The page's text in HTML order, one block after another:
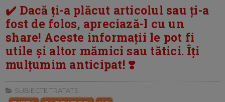
✔️ Dacă ți-a plăcut articolul sau ți-a
fost de folos, apreciază-l cu un
share! Aceste informații le pot fi
utile și altor mămici sau tătici. Îți
mulțumim anticipat! ❣️
SUBIECTE TRATATE: